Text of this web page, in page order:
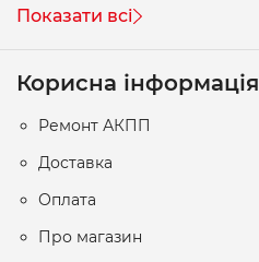
Показати всі
Корисна інформація
Ремонт АКПП
Доставка
Оплата
Про магазин